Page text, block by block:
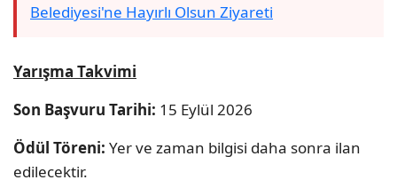
Belediyesi'ne Hayırlı Olsun Ziyareti
Yarışma Takvimi
Son Başvuru Tarihi: 15 Eylül 2026
Ödül Töreni: Yer ve zaman bilgisi daha sonra ilan
edilecektir.